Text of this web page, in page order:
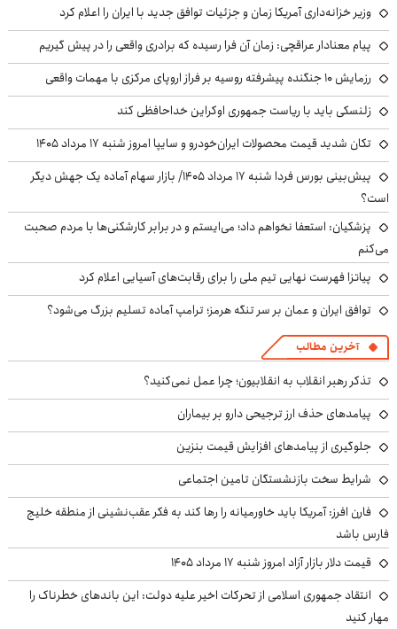
وزیر خزانه‌داری آمریکا زمان و جزئیات توافق جدید با ایران را اعلام کرد
پیام معنادار عراقچی: زمان آن فرا رسیده که برادری واقعی را در پیش گیریم
رزمایش ۱۰ جنگنده پیشرفته روسیه بر فراز اروپای مرکزی با مهمات واقعی
زلنسکی باید با ریاست جمهوری اوکراین خداحافظی کند
تکان شدید قیمت محصولات ایران‌خودرو و سایپا امروز شنبه ۱۷ مرداد ۱۴۰۵
پیش‌بینی بورس فردا شنبه ۱۷ مرداد ۱۴۰۵/ بازار سهام آماده یک جهش دیگر
است؟
پزشکیان: استعفا نخواهم داد؛ می‌ایستم و در برابر کارشکنی‌ها با مردم صحبت
می‌کنم
پیاتزا فهرست نهایی تیم ملی را برای رقابت‌های آسیایی اعلام کرد
توافق ایران و عمان بر سر تنگه هرمز؛ ترامپ آماده تسلیم بزرگ می‌شود؟
آخرین مطالب
تذکر رهبر انقلاب به انقلابیون؛ چرا عمل نمی‌کنید؟
پیامدهای حذف ارز ترجیحی دارو بر بیماران
جلوگیری از پیامدهای افزایش قیمت بنزین
شرایط سخت بازنشستگان تامین اجتماعی
فارن افرز: آمریکا باید خاورمیانه را رها کند به فکر عقب‌نشینی از منطقه خلیج
فارس باشد
قیمت دلار بازار آزاد امروز شنبه ۱۷ مرداد ۱۴۰۵
انتقاد جمهوری اسلامی از تحرکات اخیر علیه دولت: این باندهای خطرناک را
مهار کنید